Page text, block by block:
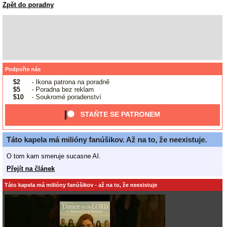
Zpět do poradny
Podpořte nás
$2
- Ikona patrona na poradně
$5
- Poradna bez reklam
$10
- Soukromé poradenství
STAŇTE SE PATRONEM
Táto kapela má milióny fanúšikov. Až na to, že neexistuje.
O tom kam smeruje sucasne AI.
Přejít na článek
Táto kapela má milióny fanúšikov - až na to, že neexistuje